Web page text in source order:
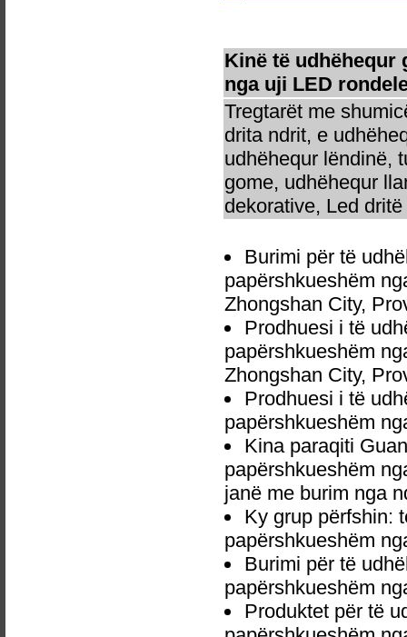
Kinë të udhëhequr
nga uji LED
Tregtarët me
drita ndrit, e
udhëhequr lëndinë,
gome, udhëhequr
dekorative, Led
Burimi për të
papërshkueshëm
Zhongshan City,
Prodhuesi i të
papërshkueshëm
Zhongshan City,
Prodhuesi i të
papërshkueshëm
Kina paraqiti
papërshkueshëm
janë me burim nga
Ky grup përfshin:
papërshkueshëm
Burimi për të
papërshkueshëm
Produktet për të